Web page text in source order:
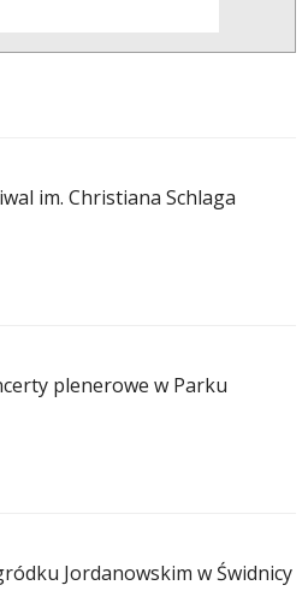
im. Christiana Schlaga
plenerowe w Parku
Jordanowskim w Świdnicy